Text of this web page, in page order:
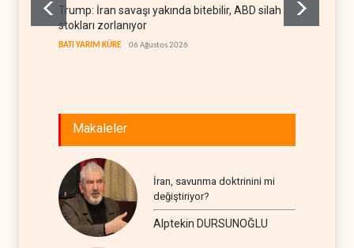
Trump: İran savaşı yakında bitebilir, ABD silah
stokları zorlanıyor
BATI YARIM KÜRE 06 Ağustos 2026
Makaleler
İran, savunma doktrinini mi
değiştiriyor?
Alptekin DURSUNOĞLU